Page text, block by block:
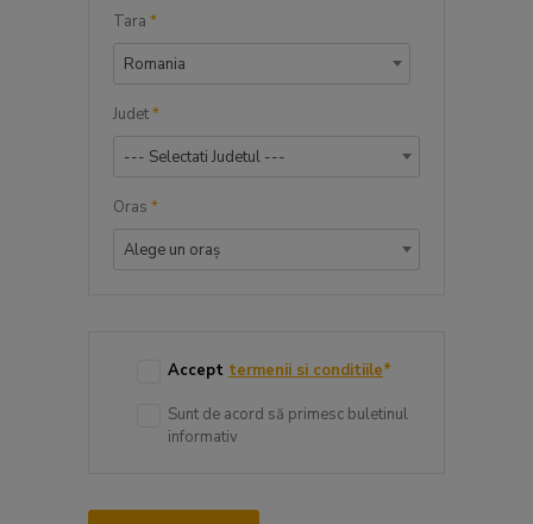
Tara *
Romania
Judet*
--- Selectati Judetul ---
Oras *
Alege un oraș
Accept termenii si conditiile*
Sunt de acord să primesc buletinul
informativ